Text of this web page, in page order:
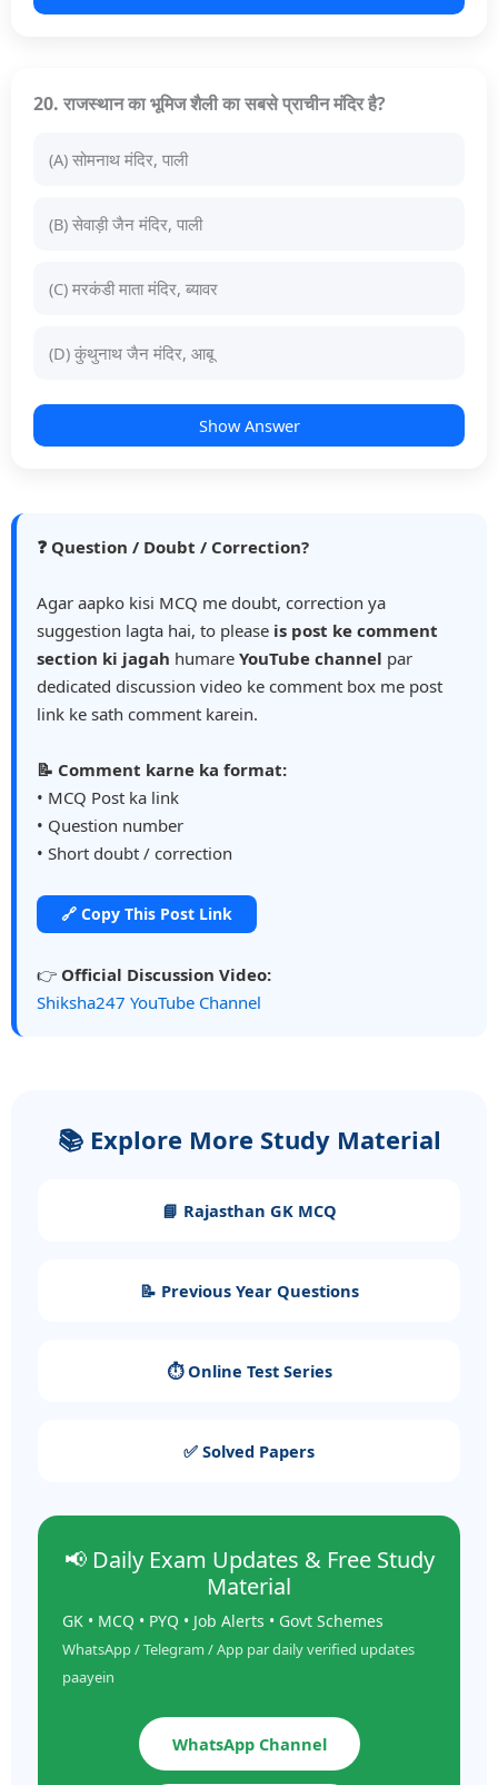
20. राजस्थान का भूमिज शैली का सबसे प्राचीन मंदिर है?
(A) सोमनाथ मंदिर, पाली
(B) सेवाड़ी जैन मंदिर, पाली
(C) मरकंडी माता मंदिर, ब्यावर
(D) कुंथुनाथ जैन मंदिर, आबू
Show Answer
❓ Question / Doubt / Correction?
Agar aapko kisi MCQ me doubt, correction ya
suggestion lagta hai, to please is post ke comment
section ki jagah humare YouTube channel par
dedicated discussion video ke comment box me post
link ke sath comment karein.
📝 Comment karne ka format:
• MCQ Post ka link
• Question number
• Short doubt / correction
🔗 Copy This Post Link
👉 Official Discussion Video:
Shiksha247 YouTube Channel
📚 Explore More Study Material
📘 Rajasthan GK MCQ
📝 Previous Year Questions
⏱️ Online Test Series
✅ Solved Papers
📢 Daily Exam Updates & Free Study
Material
GK • MCQ • PYQ • Job Alerts • Govt Schemes
WhatsApp / Telegram / App par daily verified updates
paayein
WhatsApp Channel